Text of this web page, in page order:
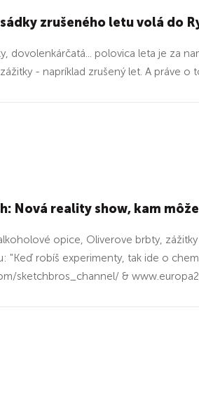
zrušeného letu volá do
dovolenkárčatá... polovica leta je za
- napríklad zrušený let. A práve o
Nová reality show, kam
opice, Oliverove brbty,
"Keď robíš experimenty, tak ide o
sketchbros_channel/ &